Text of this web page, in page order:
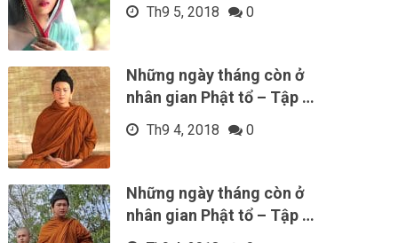
Th9 5, 2018 0
Những ngày tháng còn ở
nhân gian Phật tổ – Tập …
Th9 4, 2018 0
Những ngày tháng còn ở
nhân gian Phật tổ – Tập …